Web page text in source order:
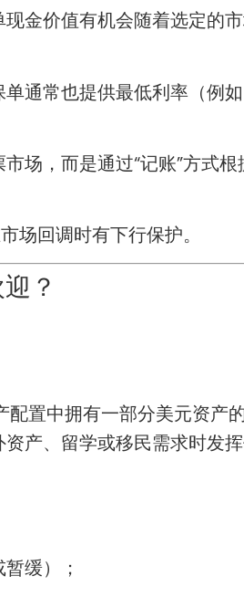
金价值有机会随着选定的
通常也提供最低利率（例
场，而是通过“记账”方式
场回调时有下行保护。
？
置中拥有一部分美元资产
产、留学或移民需求时发挥
缓）；